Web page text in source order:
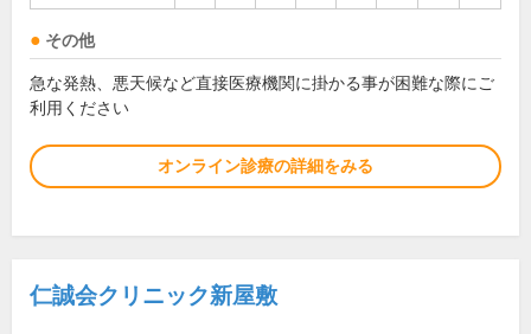
その他
急な発熱、悪天候など直接医療機関に掛かる事が困難な際にご
利用ください
オンライン診療の詳細をみる
仁誠会クリニック新屋敷